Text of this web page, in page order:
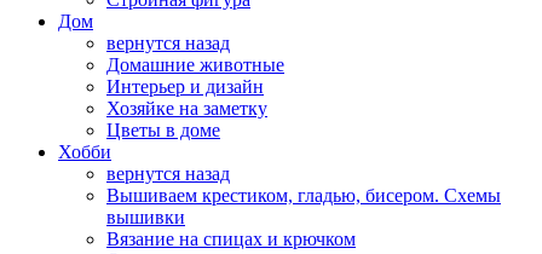
Дом
вернутся назад
Домашние животные
Интерьер и дизайн
Хозяйке на заметку
Цветы в доме
Хобби
вернутся назад
Вышиваем крестиком, гладью, бисером. Схемы
вышивки
Вязание на спицах и крючком